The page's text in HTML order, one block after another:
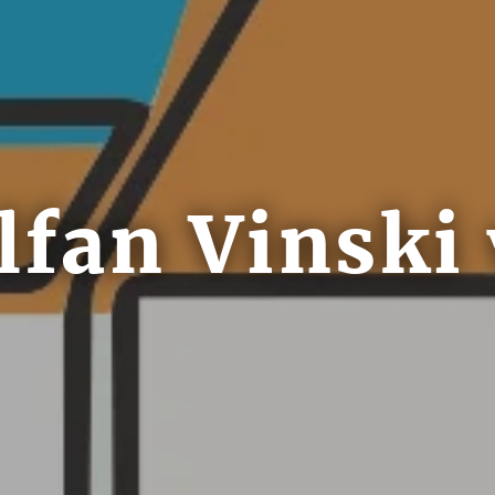
Vinski